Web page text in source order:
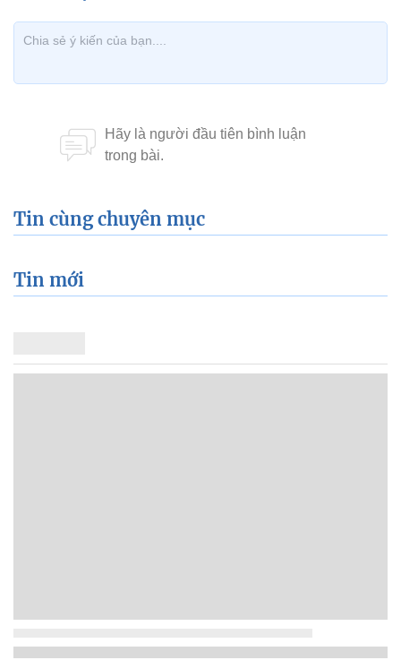
Tin cùng chuyên mục
Tin mới